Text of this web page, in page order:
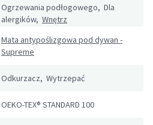
Ogrzewania podłogowego, Dla
alergików, Wnętrz
Mata antypoślizgowa pod dywan -
Supreme
Odkurzacz, Wytrzepać
OEKO-TEX® STANDARD 100